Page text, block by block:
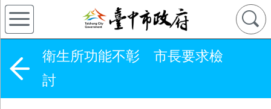
衛生所功能不彰 市長要求檢
討